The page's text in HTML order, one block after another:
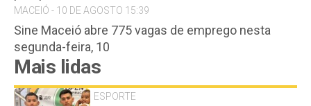
MACEIÓ - 10 DE AGOSTO 15:39
Sine Maceió abre 775 vagas de emprego nesta
segunda-feira, 10
Mais lidas
ESPORTE